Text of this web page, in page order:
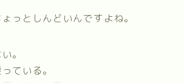
っとしんどいんですよね。
。
ている。